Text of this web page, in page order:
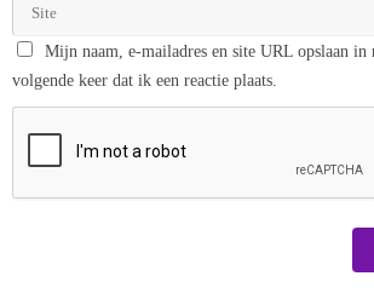
Mijn naam, e-mailadres en site URL opslaan
volgende keer dat ik een reactie plaats.